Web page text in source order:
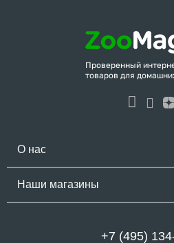
Проверенный
товаров для
О нас
Наши магазины
+7 (495)